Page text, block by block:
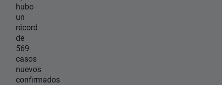
hubo
un
récord
de
569
casos
nuevos
confirmados